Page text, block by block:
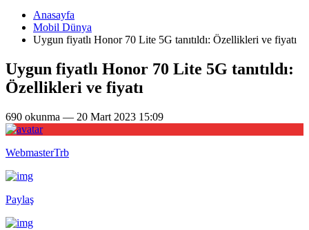
Anasayfa
Mobil Dünya
Uygun fiyatlı Honor 70 Lite 5G tanıtıldı: Özellikleri ve fiyatı
Uygun fiyatlı Honor 70 Lite 5G tanıtıldı:
Özellikleri ve fiyatı
690 okunma — 20 Mart 2023 15:09
WebmasterTrb
Paylaş